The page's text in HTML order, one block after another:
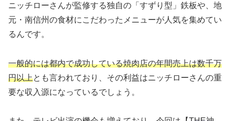
ニッチローさんが監修する独自の「すずり型」鉄板や、地
元・南信州の食材にこだわったメニューが人気を集めてい
るんです。
一般的には都内で成功している焼肉店の年間売上は数千万
円以上とも言われており、その利益はニッチローさんの重
要な収入源になっているでしょう。